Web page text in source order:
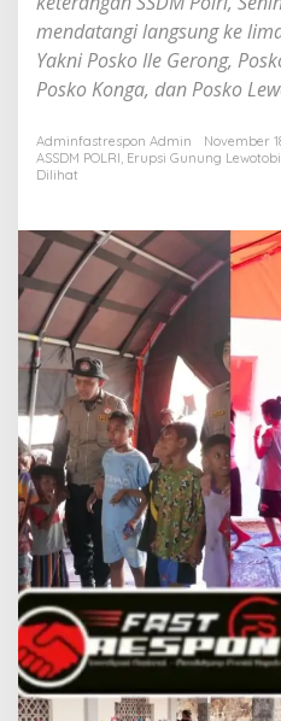
mendatangi langsung ke
Yakni Posko Ile Gerong,
Posko Konga, dan Posko
Adminfastrespon Admin
November
ASSDM POLRI, Erupsi Gunung
Dilihat